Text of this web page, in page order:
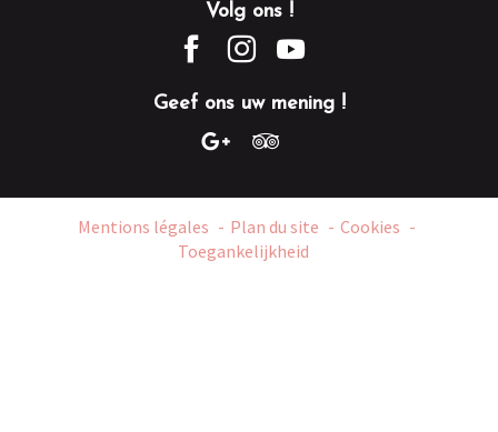
Volg ons !
Geef ons uw mening !
Mentions légales Plan du site
Cookies
Toegankelijkheid